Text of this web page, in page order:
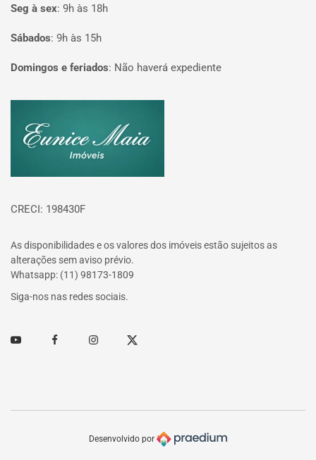
Seg à sex: 9h às 18h
Sábados: 9h às 15h
Domingos e feriados: Não haverá expediente
CRECI: 198430F
As disponibilidades e os valores dos imóveis estão sujeitos as
alterações sem aviso prévio.
Whatsapp: (11) 98173-1809
Siga-nos nas redes sociais.
Youtube FacebookInstagramTwitter
Desenvolvido por